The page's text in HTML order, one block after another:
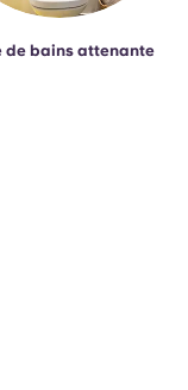
de bains attenante